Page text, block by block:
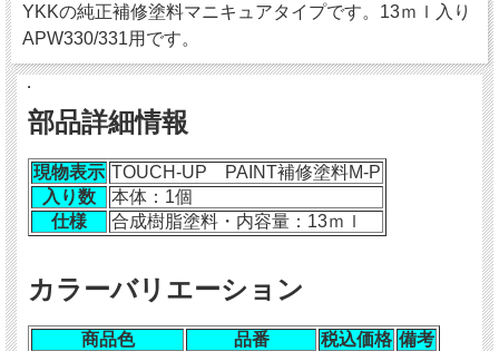
YKKの純正補修塗料マニキュアタイプです。13ｍｌ入り
APW330/331用です。
部品詳細情報
現物表示 TOUCH-UP PAINT補修塗料M-P
入り数
本体：1個
仕様
合成樹脂塗料・内容量：13ｍｌ
カラーバリエーション
商品色 品番 税込価格 備考